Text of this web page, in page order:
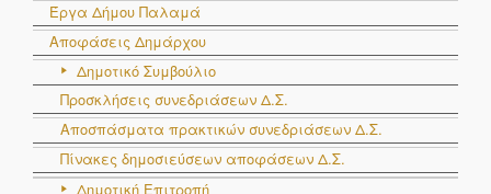
Έργα Δήμου Παλαμά
Αποφάσεις Δημάρχου
Δημοτικό Συμβούλιο
Προσκλήσεις συνεδριάσεων Δ.Σ.
Αποσπάσματα πρακτικών συνεδριάσεων Δ.Σ.
Πίνακες δημοσιεύσεων αποφάσεων Δ.Σ.
Δημοτική Επιτροπή